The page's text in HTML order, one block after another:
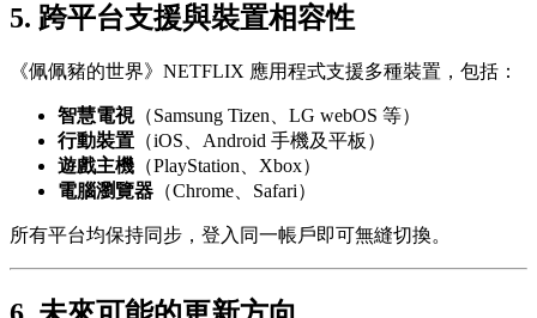
5. 跨平台支援與裝置相容性
《佩佩豬的世界》NETFLIX 應用程式支援多種裝置，包括：
智慧電視（Samsung Tizen、LG webOS 等）
行動裝置 （iOS、Android 手機及平板）
遊戲主機 （PlayStation、Xbox）
電腦瀏覽器 （Chrome、Safari）
所有平台均保持同步，登入同一帳戶即可無縫切換。